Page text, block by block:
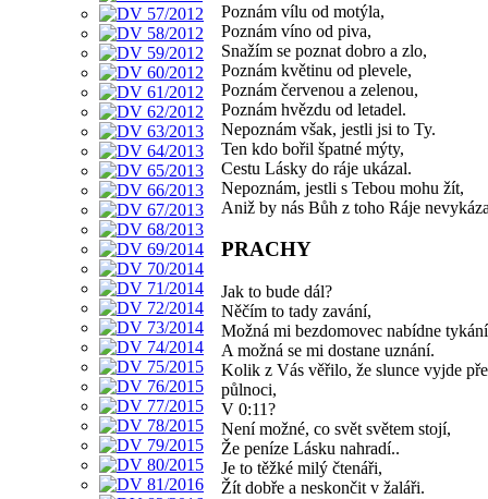
Poznám vílu od motýla,
Poznám víno od piva,
Snažím se poznat dobro a zlo,
Poznám květinu od plevele,
Poznám červenou a zelenou,
Poznám hvězdu od letadel.
Nepoznám však, jestli jsi to Ty.
Ten kdo bořil špatné mýty,
Cestu Lásky do ráje ukázal.
Nepoznám, jestli s Tebou mohu žít,
Aniž by nás Bůh z toho Ráje
PRACHY
Jak to bude dál?
Něčím to tady zavání,
Možná mi bezdomovec nabídne
A možná se mi dostane uznání.
Kolik z Vás věřilo, že slunce vyjde
půlnoci,
V 0:11?
Není možné, co svět světem stojí,
Že peníze Lásku nahradí..
Je to těžké milý čtenáři,
Žít dobře a neskončit v žaláři.